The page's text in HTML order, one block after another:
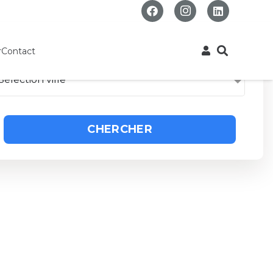
Contact
Sélection ville
CHERCHER